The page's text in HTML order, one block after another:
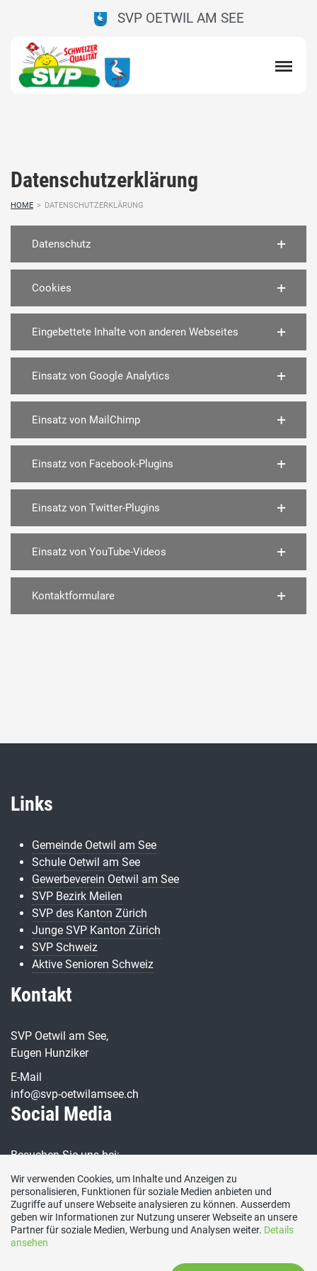
SVP OETWIL AM SEE
Datenschutzerklärung
HOME > DATENSCHUTZERKLÄRUNG
Datenschutz
Cookies
Eingebettete Inhalte von anderen Webseites
Einsatz von Google Analytics
Einsatz von MailChimp
Einsatz von Facebook-Plugins
Einsatz von Twitter-Plugins
Einsatz von YouTube-Videos
Kontaktformulare
Links
Gemeinde Oetwil am See
Schule Oetwil am See
Gewerbeverein Oetwil am See
SVP Bezirk Meilen
SVP des Kanton Zürich
Junge SVP Kanton Zürich
SVP Schweiz
Aktive Senioren Schweiz
Kontakt
SVP Oetwil am See,
Eugen Hunziker
E-Mail
info@svp-oetwilamsee.ch
Social Media
Besuchen Sie uns bei:
Webmaster
Danny Baensch
Wir verwenden Cookies, um Inhalte und Anzeigen zu
personalisieren, Funktionen für soziale Medien anbieten und
Zugriffe auf unsere Webseite analysieren zu können. Ausserdem
geben wir Informationen zur Nutzung unserer Webseite an unsere
Partner für soziale Medien, Werbung und Analysen weiter. Details
ansehen